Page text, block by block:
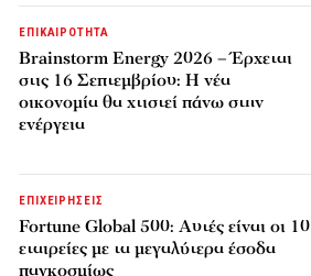
ΕΠΙΚΑΙΡΟΤΗΤΑ
Brainstorm Energy 2026 – Έρχεται
στις 16 Σεπτεμβρίου: Η νέα
οικονομία θα χτιστεί πάνω στην
ενέργεια
ΕΠΙΧΕΙΡΗΣΕΙΣ
Fortune Global 500: Αυτές είναι οι 10
εταιρείες με τα μεγαλύτερα έσοδα
παγκοσμίως